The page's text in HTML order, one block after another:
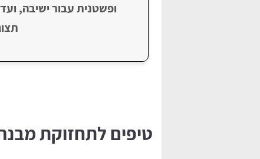
ופשטנית עבור ישיבה,
טיפים לתחזוקת